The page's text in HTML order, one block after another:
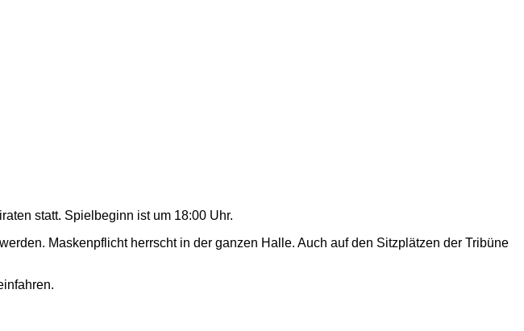
statt. Spielbeginn ist um 18:00 Uhr.
Maskenpflicht herrscht in der ganzen Halle. Auch auf den Sitzplätzen der Tribüne